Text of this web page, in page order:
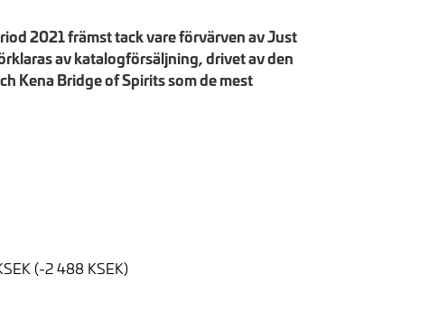
2021 främst tack vare förvärven av Just
av katalogförsäljning, drivet av den
Kena Bridge of Spirits som de mest
(-2 488 KSEK)